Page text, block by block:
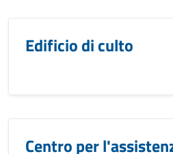
Edificio di culto
Centro per